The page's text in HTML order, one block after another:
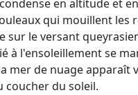
en altitude et
qui mouillent les
sur le versant
à l'ensoleillement se
mer de nuage apparaît
coucher du soleil.